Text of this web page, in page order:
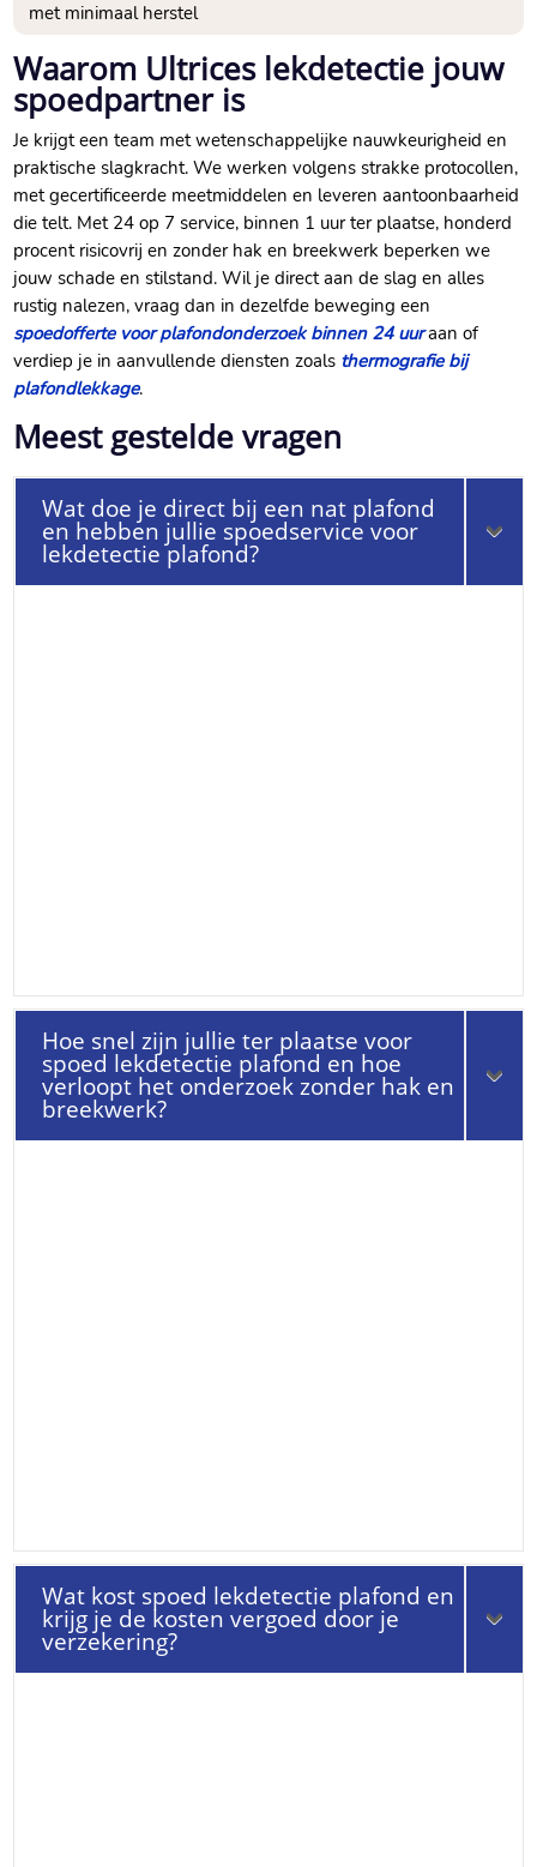
met minimaal herstel
Waarom Ultrices lekdetectie jouw
spoedpartner is
Je krijgt een team met wetenschappelijke nauwkeurigheid en
praktische slagkracht.​ We werken volgens strakke protocollen,
met gecertificeerde meetmiddelen en leveren aantoonbaarheid
die telt.​ Met 24 op 7 service, binnen 1 uur ter plaatse, honderd
procent risicovrij en zonder hak en breekwerk beperken we
jouw schade en stilstand.​ Wil je direct aan de slag en alles
rustig nalezen, vraag dan in dezelfde beweging een
spoedofferte voor plafondonderzoek binnen 24 uuraan of
verdiep je in aanvullende diensten zoals thermografie bij
plafondlekkage.​
Meest gestelde vragen
Wat doe je direct bij een nat plafond
en hebben jullie spoedservice voor
lekdetectie plafond?
Hoe snel zijn jullie ter plaatse voor
spoed lekdetectie plafond en hoe
verloopt het onderzoek zonder hak en
breekwerk?
Wat kost spoed lekdetectie plafond en
krijg je de kosten vergoed door je
verzekering?